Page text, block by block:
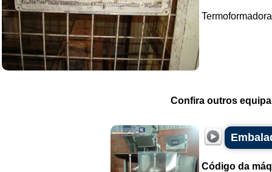
Confira outros
Código da